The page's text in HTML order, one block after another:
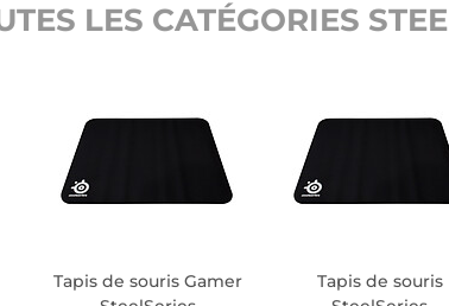
LES CATÉGORIES
Tapis de souris Gamer
Tapis de souris